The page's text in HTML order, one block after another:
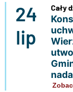
24
lip
Cały